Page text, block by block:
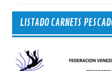
LISTADO CARNETS